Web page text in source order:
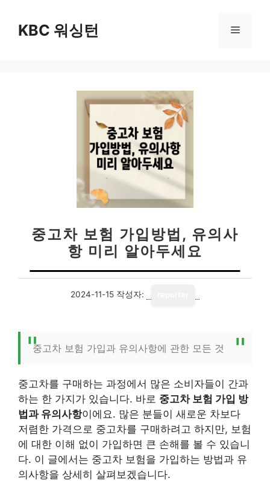
KBC 워싱턴 메
중고차 보험 가입방법, 유의사
항 미리 알아두세요
2024-11-15 작성자:
중고차 보험 가입과 유의사항에 관한 모든 것
중고차를 구매하는 과정에서 많은 소비자들이 간과
하는 한 가지가 있습니다. 바로 중고차 보험 가입 방
법과 유의사항이에요. 많은 분들이 새로운 차보다
저렴한 가격으로 중고차를 구매하려고 하지만, 보험
에 대한 이해 없이 가입하면 큰 손해를 볼 수 있습니
다. 이 글에서는 중고차 보험을 가입하는 방법과 유
의사항을 상세히 살펴보겠습니다.